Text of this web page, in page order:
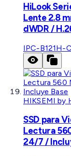
HiLook
Lente 2.8
dWDR /
IPC-B121H-C
HIKSEMI by
SSD para
Lectura
24/7 /